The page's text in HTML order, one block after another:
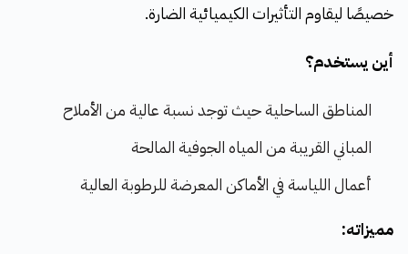
خصيصًا ليقاوم التأثيرات الكيميائية الضارة.
أين يستخدم؟
المناطق الساحلية حيث توجد نسبة عالية من الأملاح
المباني القريبة من المياه الجوفية المالحة
أعمال اللياسة في الأماكن المعرضة للرطوبة العالية
مميزاته: